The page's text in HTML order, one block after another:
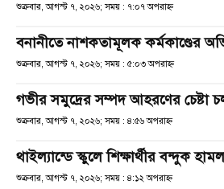
শুক্রবার, আগস্ট ৭, ২০২৬; সময় : ৭:০৭ অপরাহ্ণ
বনানীতে নাশকতামূলক কর্মকাণ্ডের
শুক্রবার, আগস্ট ৭, ২০২৬; সময় : ৫:০৩ অপরাহ্ণ
গভীর সমুদ্রের সম্পদ আহরণের চেষ্টা
শুক্রবার, আগস্ট ৭, ২০২৬; সময় : ৪:৫৬ অপরাহ্ণ
থাইল্যান্ডে স্কুলে শিক্ষার্থীর বন্দুক
শুক্রবার, আগস্ট ৭, ২০২৬; সময় : ৪:১২ অপরাহ্ণ